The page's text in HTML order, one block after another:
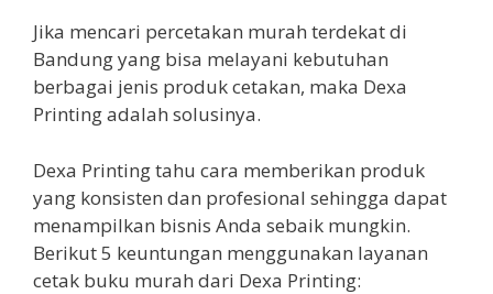
Jika mencari percetakan murah terdekat di
Bandung yang bisa melayani kebutuhan
berbagai jenis produk cetakan, maka Dexa
Printing adalah solusinya.
Dexa Printing tahu cara memberikan produk
yang konsisten dan profesional sehingga dapat
menampilkan bisnis Anda sebaik mungkin.
Berikut 5 keuntungan menggunakan layanan
cetak buku murah dari Dexa Printing: